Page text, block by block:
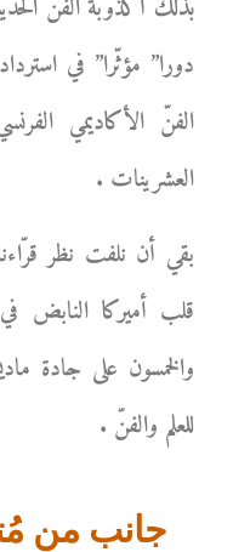
بذلك أكذوبة الفنّ
دورا” مؤثّرا” في
الفنّ الأكاديمي
العشرينات .
بقي أن نلفت نظر
قلب أميركا النابض
والخمسون على جادة
للعلم والفنّ .
جانب من